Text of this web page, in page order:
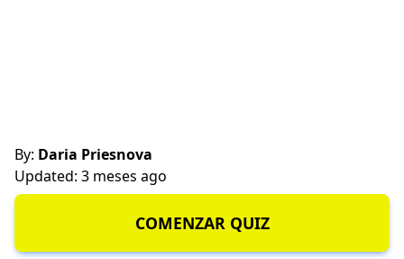
By: Daria Priesnova
Updated: 3 meses ago
COMENZAR QUIZ